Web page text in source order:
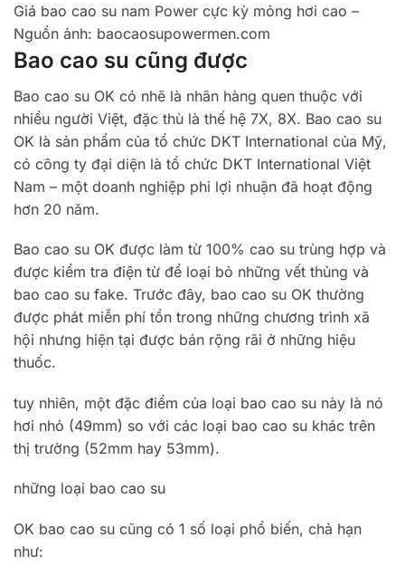
Giá bao cao su nam Power cực kỳ mỏng hơi cao –
Nguồn ảnh: baocaosupowermen.com
Bao cao su cũng được
Bao cao su OK có nhẽ là nhãn hàng quen thuộc với
nhiều người Việt, đặc thù là thế hệ 7X, 8X. Bao cao su
OK là sản phẩm của tổ chức DKT International của Mỹ,
có công ty đại diện là tổ chức DKT International Việt
Nam – một doanh nghiệp phi lợi nhuận đã hoạt động
hơn 20 năm.
Bao cao su OK được làm từ 100% cao su trùng hợp và
được kiểm tra điện từ để loại bỏ những vết thủng và
bao cao su fake. Trước đây, bao cao su OK thường
được phát miễn phí tổn trong những chương trình xã
hội nhưng hiện tại được bán rộng rãi ở những hiệu
thuốc.
tuy nhiên, một đặc điểm của loại bao cao su này là nó
hơi nhỏ (49mm) so với các loại bao cao su khác trên
thị trường (52mm hay 53mm).
những loại bao cao su
OK bao cao su cũng có 1 số loại phổ biến, chả hạn
như: